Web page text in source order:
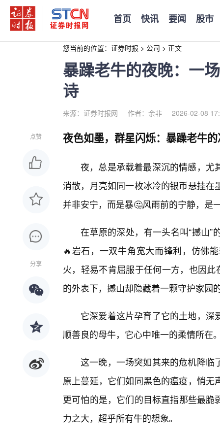
首页 快讯 要闻 股市
您当前的位置： 证券时报 > 公司 > 正文
暴躁老牛的夜晚：一
诗
来源：证券时报网 作者：余非 2026-02-08
点赞
分享
夜色如墨，群星闪烁：暴躁老牛
夜，总是承载着最深沉的情感，尤
消散，月亮如同一枚冰冷的银币悬挂
并非安宁，而是暴🤔风雨前的宁静，是
在草原的深处，有一头名叫“撼山
🔥岩石，一双牛角宽大而锋利，仿佛
火，轻易不肯屈服于任何一方，也因
的外表下，撼山却隐藏着一颗守护家园
它深爱着这片孕育了它的土地，
顺善良的母牛，它心中唯一的柔情所在
这一晚，一场突如其来的危机降临
原上蔓延，它们如同黑色的瘟疫，悄
更可怕的是，它们的目标直指那些最
力之大，超乎所有牛的想象。